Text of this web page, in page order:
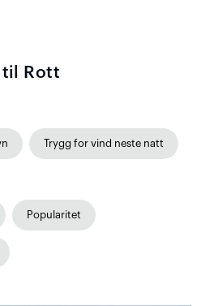
til Rott
Trygg for vind neste natt
Popularitet